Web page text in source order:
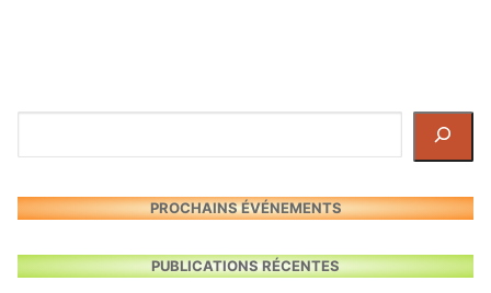
PROCHAINS ÉVÉNEMENTS
PUBLICATIONS RÉCENTES